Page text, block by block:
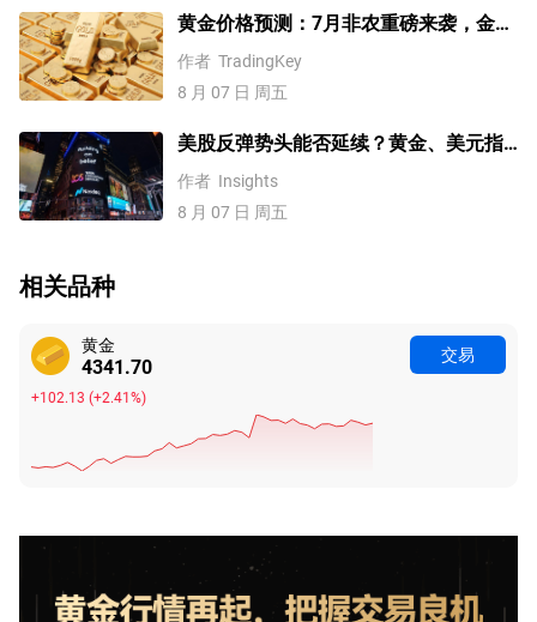
黄金价格预测：7月非农重磅来袭，金价
站上4300美元后还能涨吗？
作者 TradingKey
8 月 07 日 周五
美股反弹势头能否延续？黄金、美元指
数、费半指数、纳指100技术分析
作者 Insights
8 月 07 日 周五
相关品种
黄金
4341.70
+102.13 (+2.41%)
交易